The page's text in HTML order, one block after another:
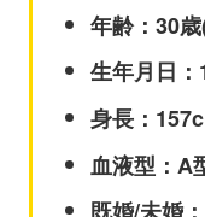
年齢：30
生年月日
身長：
血液型：A